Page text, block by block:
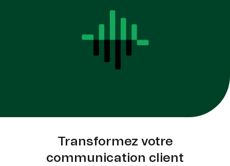
Transformez votre
communication client